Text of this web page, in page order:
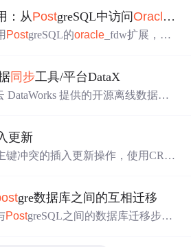
的优化措施和不同数据源增量同步
：从PostgreSQL中访问Oracle 数
PostgreSQL的oracle _fdw扩展，将
数据库的数据同步。
同步工具/平台DataX
DataWorks 提供的开源离线数据同
源支持。
更新
键冲突的插入更新操作，使用CRE
龄。接着，展示了 Oracle数据库中
实现类似的功能，通过WITH子句
gre数据库之间的互相迁移
PostgreSQL之间的数据库迁移步